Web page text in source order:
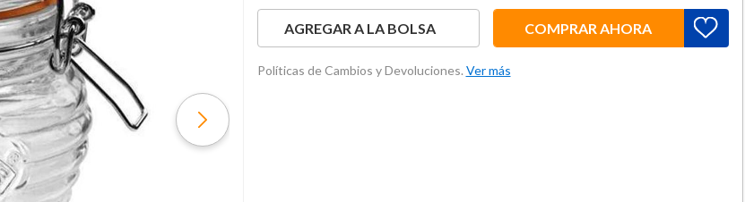
AGREGAR A LA BOLSA COMPRAR AHORA
Políticas de Cambios y Devoluciones. Ver más